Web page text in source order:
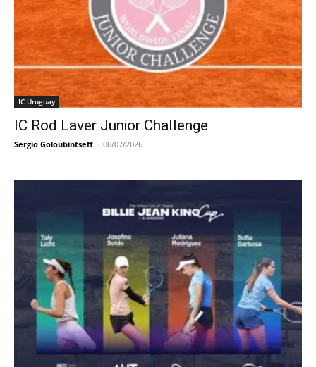
IC Uruguay
IC Rod Laver Junior Challenge
Sergio Goloubintseff - 06/07/2026